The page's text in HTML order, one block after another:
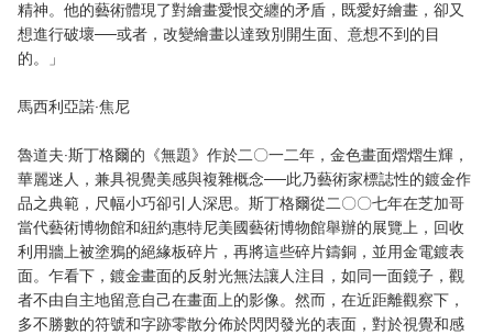
精神。他的藝術體現了對繪畫愛恨交纏的矛盾，既愛好繪畫，卻又
想進行破壞──或者，改變繪畫以達致別開生面、意想不到的目
的。」
馬西利亞諾·焦尼
魯道夫·斯丁格爾的《無題》作於二〇一二年，金色畫面熠熠生輝，
華麗迷人，兼具視覺美感與複雜概念──此乃藝術家標誌性的鍍金作
品之典範，尺幅小巧卻引人深思。斯丁格爾從二〇〇七年在芝加哥
當代藝術博物館和紐約惠特尼美國藝術博物館舉辦的展覽上，回收
利用牆上被塗鴉的絕緣板碎片，再將這些碎片鑄銅，並用金電鍍表
面。乍看下，鍍金畫面的反射光無法讓人注目，如同一面鏡子，觀
者不由自主地留意自己在畫面上的影像。然而，在近距離觀察下，
多不勝數的符號和字跡零散分佈於閃閃發光的表面，對於視覺和感